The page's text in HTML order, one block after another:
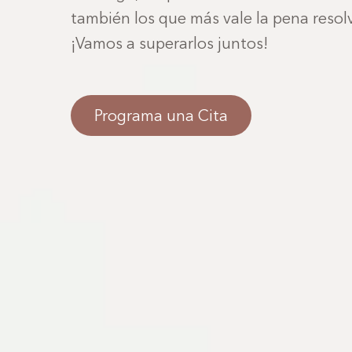
también los que más vale la pena
¡Vamos a superarlos juntos!
Programa una Cita